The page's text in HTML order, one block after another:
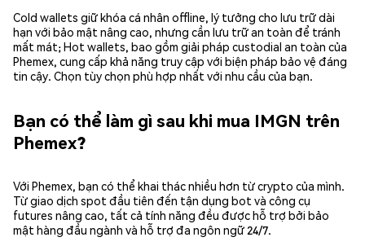
Cold wallets giữ khóa cá nhân offline, lý tưởng cho lưu trữ dài
hạn với bảo mật nâng cao, nhưng cần lưu trữ an toàn để tránh
mất mát; Hot wallets, bao gồm giải pháp custodial an toàn của
Phemex, cung cấp khả năng truy cập với biện pháp bảo vệ đáng
tin cậy. Chọn tùy chọn phù hợp nhất với nhu cầu của bạn.
Bạn có thể làm gì sau khi mua IMGN trên
Phemex?
Với Phemex, bạn có thể khai thác nhiều hơn từ crypto của mình.
Từ giao dịch spot đầu tiên đến tận dụng bot và công cụ
futures nâng cao, tất cả tính năng đều được hỗ trợ bởi bảo
mật hàng đầu ngành và hỗ trợ đa ngôn ngữ 24/7.